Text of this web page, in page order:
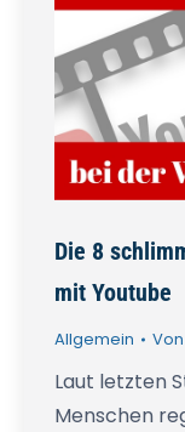
Die 8
mit Youtube
Allgemein Von
Laut letzten
Menschen